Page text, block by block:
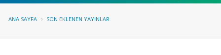
ANA SAYFA SON EKLENEN YAYINLAR